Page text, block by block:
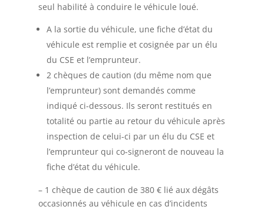
seul habilité à conduire le véhicule loué.
A la sortie du véhicule, une fiche d’état du
véhicule est remplie et cosignée par un élu
du CSE et l’emprunteur.
2 chèques de caution (du même nom que
l’emprunteur) sont demandés comme
indiqué ci-dessous. Ils seront restitués en
totalité ou partie au retour du véhicule après
inspection de celui-ci par un élu du CSE et
l’emprunteur qui co-signeront de nouveau la
fiche d’état du véhicule.
– 1 chèque de caution de 380 € lié aux dégâts
occasionnés au véhicule en cas d’incidents